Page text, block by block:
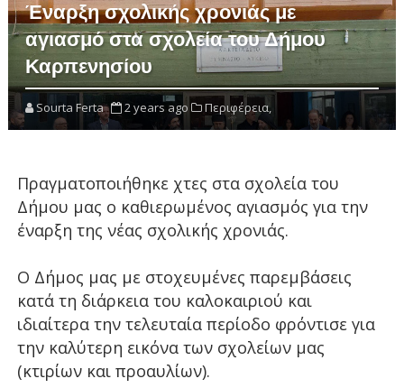
Έναρξη σχολικής χρονιάς με
αγιασμό στα σχολεία του Δήμου
Καρπενησίου
Sourta Ferta 2 years ago Περιφέρεια,
Πραγματοποιήθηκε χτες στα σχολεία του
Δήμου μας ο καθιερωμένος αγιασμός για την
έναρξη της νέας σχολικής χρονιάς.
Ο Δήμος μας με στοχευμένες παρεμβάσεις
κατά τη διάρκεια του καλοκαιριού και
ιδιαίτερα την τελευταία περίοδο φρόντισε για
την καλύτερη εικόνα των σχολείων μας
(κτιρίων και προαυλίων).